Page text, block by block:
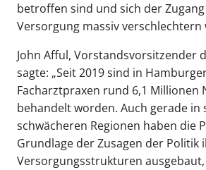
betroffen sind und sich der
Versorgung massiv verschlechtern
John Afful, Vorstandsvorsitzender
sagte: „Seit 2019 sind in
Facharztpraxen rund 6,1 Millionen
behandelt worden. Auch gerade in
schwächeren Regionen haben die
Grundlage der Zusagen der Politik
Versorgungsstrukturen ausgebaut,